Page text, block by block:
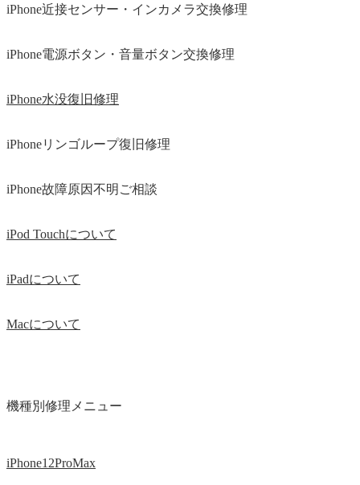
iPhone近接センサー・インカメラ交換修理
iPhone電源ボタン・音量ボタン交換修理
iPhone水没復旧修理
iPhoneリンゴループ復旧修理
iPhone故障原因不明ご相談
iPod Touchについて
iPadについて
Macについて
機種別修理メニュー
iPhone12ProMax